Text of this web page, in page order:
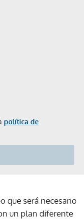
política de
que será necesario
un plan diferente